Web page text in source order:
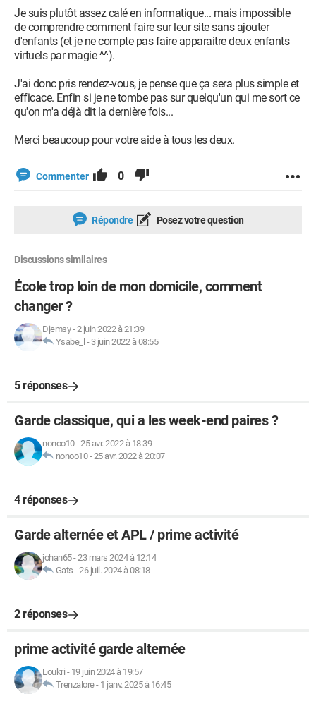
Je suis plutôt assez calé en informatique... mais impossible
de comprendre comment faire sur leur site sans ajouter
d'enfants (et je ne compte pas faire apparaitre deux enfants
virtuels par magie ^^).
J'ai donc pris rendez-vous, je pense que ça sera plus simple et
efficace. Enfin si je ne tombe pas sur quelqu'un qui me sort ce
qu'on m'a déjà dit la dernière fois...
Merci beaucoup pour votre aide à tous les deux.
Commenter 0
Répondre Posez votre question
Discussions similaires
École trop loin de mon domicile, comment
changer ?
Djemsy-2 juin 2022 à 21:39
Ysabe_l
- 3 juin 2022 à 08:55
5 réponses
Garde classique, qui a les week-end paires ?
nonoo10-25 avr. 2022 à 18:39
nonoo10-25 avr. 2022 à 20:07
4 réponses
Garde alternée et APL / prime activité
johan65-23 mars 2024 à 12:14
Gats -26 juil. 2024 à 08:18
2 réponses
prime activité garde alternée
Loukri - 19 juin 2024 à 19:57
Trenzalore- 1 janv. 2025 à 16:45